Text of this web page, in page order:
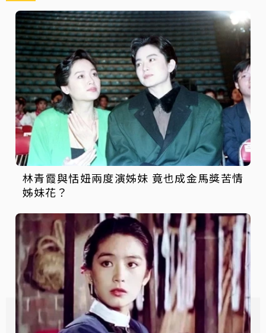
林青霞與恬妞兩度演姊妹 竟也成金馬獎苦情
姊妹花？